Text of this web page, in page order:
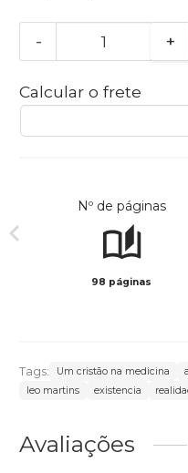
- +
Calcular o frete
Nº de páginas
98 páginas
Tags: Um cristão na medicina
leo martins
existencia
Avaliações